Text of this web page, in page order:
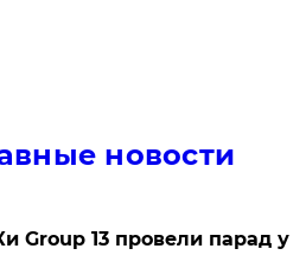
новости
Group 13 провели парад у